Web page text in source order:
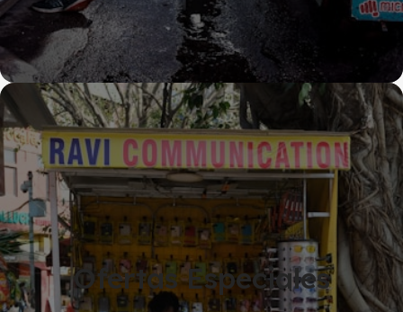
Ofertas Especiales